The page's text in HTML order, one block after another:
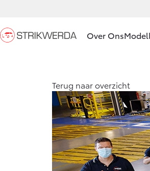
Over Ons
Ons bedrijf
Strikwerda
Private
Lease
Contact en
Route
Terug naar overzicht